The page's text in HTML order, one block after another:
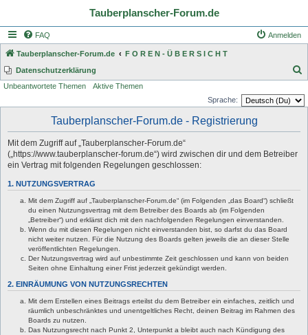
Tauberplanscher-Forum.de
FAQ Anmelden
Tauberplanscher-Forum.de
F O R E N - Ü B E R S I C H T
Datenschutzerklärung
Unbeantwortete Themen
Aktive Themen
Sprache:
Tauberplanscher-Forum.de - Registrierung
Mit dem Zugriff auf „Tauberplanscher-Forum.de“
(„https://www.tauberplanscher-forum.de“) wird zwischen dir und dem Betreiber
ein Vertrag mit folgenden Regelungen geschlossen:
1. NUTZUNGSVERTRAG
Mit dem Zugriff auf „Tauberplanscher-Forum.de“ (im Folgenden „das Board“) schließt
du einen Nutzungsvertrag mit dem Betreiber des Boards ab (im Folgenden
„Betreiber“) und erklärst dich mit den nachfolgenden Regelungen einverstanden.
Wenn du mit diesen Regelungen nicht einverstanden bist, so darfst du das Board
nicht weiter nutzen. Für die Nutzung des Boards gelten jeweils die an dieser Stelle
veröffentlichten Regelungen.
Der Nutzungsvertrag wird auf unbestimmte Zeit geschlossen und kann von beiden
Seiten ohne Einhaltung einer Frist jederzeit gekündigt werden.
2. EINRÄUMUNG VON NUTZUNGSRECHTEN
Mit dem Erstellen eines Beitrags erteilst du dem Betreiber ein einfaches, zeitlich und
räumlich unbeschränktes und unentgeltliches Recht, deinen Beitrag im Rahmen des
Boards zu nutzen.
Das Nutzungsrecht nach Punkt 2, Unterpunkt a bleibt auch nach Kündigung des